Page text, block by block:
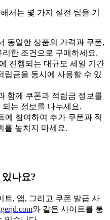
서는 몇 가지 실전 팁을 기
동일한 상품의 가격과 쿠폰,
한 조건으로 구매하세요.
진행되는 대규모 세일 기간
립금을 동시에 사용할 수 있
함께 쿠폰과 적립금 정보를
는 정보를 나누세요.
에 참여하여 추가 쿠폰과 적
를 놓치지 마세요.
나요?
트, 앱, 그리고 쿠폰 발급 사
와 같은 사이트를 통